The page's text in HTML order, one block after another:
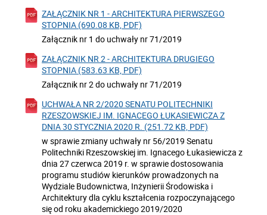
ZAŁĄCZNIK NR 1 - ARCHITEKTURA PIERWSZEGO
STOPNIA (690.08 KB, PDF)
Załącznik nr 1 do uchwały nr 71/2019
ZAŁĄCZNIK NR 2 - ARCHITEKTURA DRUGIEGO
STOPNIA (583.63 KB, PDF)
Załącznik nr 2 do uchwały nr 71/2019
UCHWAŁA NR 2/2020 SENATU POLITECHNIKI
RZESZOWSKIEJ IM. IGNACEGO ŁUKASIEWICZA Z
DNIA 30 STYCZNIA 2020 R. (251.72 KB, PDF)
w sprawie zmiany uchwały nr 56/2019 Senatu
Politechniki Rzeszowskiej im. Ignacego Łukasiewicza z
dnia 27 czerwca 2019 r. w sprawie dostosowania
programu studiów kierunków prowadzonych na
Wydziale Budownictwa, Inżynierii Środowiska i
Architektury dla cyklu kształcenia rozpoczynającego
się od roku akademickiego 2019/2020